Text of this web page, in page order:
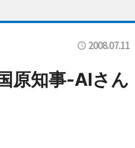
2008.07.11
原知事-AIさん